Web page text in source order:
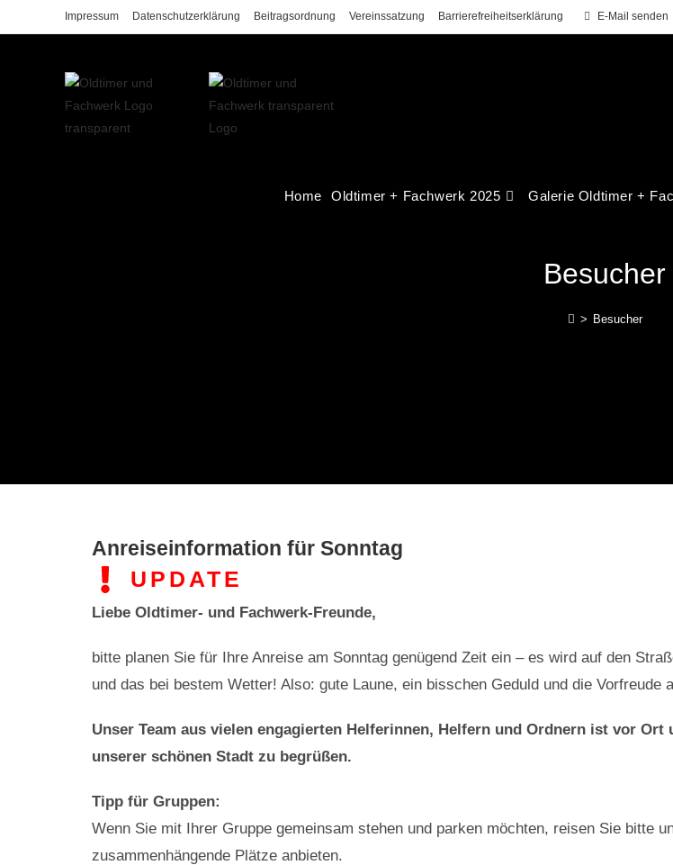
Impressum Datenschutzerklärung Beitragsordnung Vereinssatzung Barrierefreiheitserklärung E-Mail senden
Home Oldtimer + Fachwerk 2025 Galerie Oldtimer +
Besucher
> Besucher
Anreiseinformation für Sonntag
UPDATE
Liebe Oldtimer- und Fachwerk-Freunde,
bitte planen Sie für Ihre Anreise am Sonntag genügend Zeit ein – es wird auf den
und das bei bestem Wetter! Also: gute Laune, ein bisschen Geduld und die Vorfreude
Unser Team aus vielen engagierten Helferinnen, Helfern und Ordnern ist vor
unserer schönen Stadt zu begrüßen.
Tipp für Gruppen:
Wenn Sie mit Ihrer Gruppe gemeinsam stehen und parken möchten, reisen Sie bitte
zusammenhängende Plätze anbieten.